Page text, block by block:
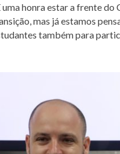
uma honra estar a frente
mas já estamos
também para